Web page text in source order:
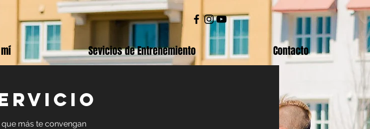
Sevicios de Entrenemiento Contacto
más te convengan